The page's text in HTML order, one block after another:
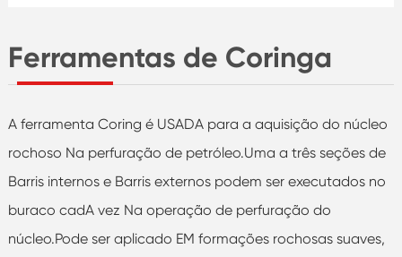
Ferramentas de Coringa
A ferramenta Coring é USADA para a aquisição do núcleo
rochoso Na perfuração de petróleo.Uma a três seções de
Barris internos e Barris externos podem ser executados no
buraco cadA vez Na operação de perfuração do
núcleo.Pode ser aplicado EM formações rochosas suaves,